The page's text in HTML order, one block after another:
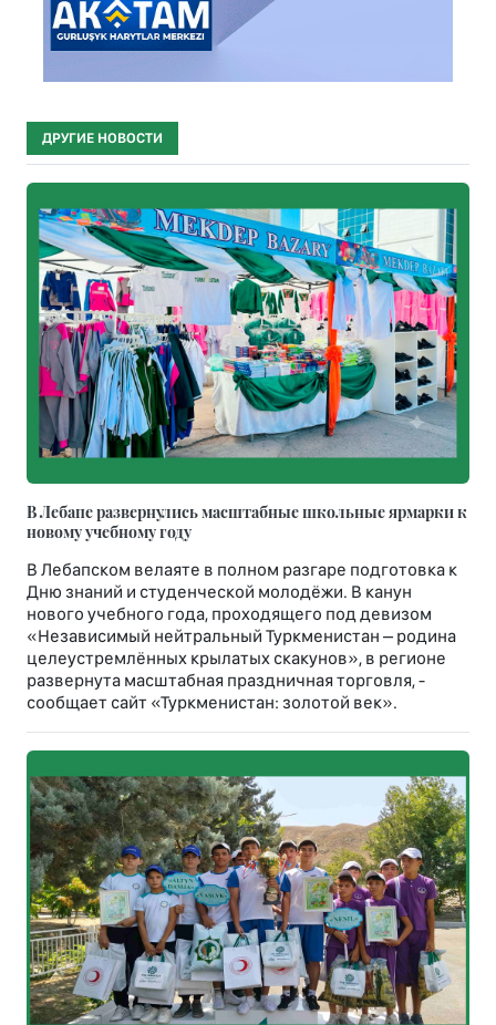
ДРУГИЕ НОВОСТИ
В Лебапе развернулись масштабные школьные ярмарки к
новому учебному году
В Лебапском велаяте в полном разгаре подготовка к
Дню знаний и студенческой молодёжи. В канун
нового учебного года, проходящего под девизом
«Независимый нейтральный Туркменистан – родина
целеустремлённых крылатых скакунов», в регионе
развернута масштабная праздничная торговля, -
сообщает сайт «Туркменистан: золотой век».